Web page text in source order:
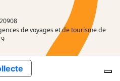
de voyages et de tourisme de